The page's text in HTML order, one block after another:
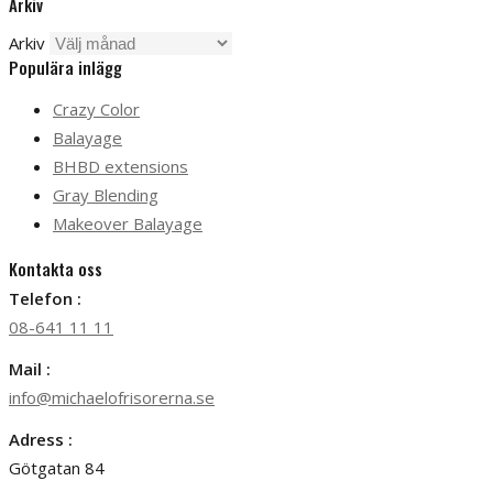
Arkiv
Populära inlägg
Crazy Color
Balayage
BHBD extensions
Gray Blending
Makeover Balayage
Kontakta oss
Telefon :
08-641 11 11
Mail :
info@michaelofrisorerna.se
Adress :
Götgatan 84